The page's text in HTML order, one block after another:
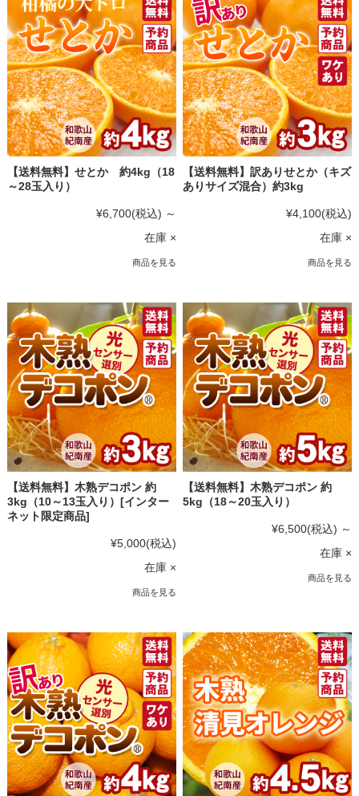
【送料無料】せとか 約4kg（18
～28玉入り）
¥6,700(税込) ～
在庫 ×
商品を見る
【送料無料】訳ありせとか（キズ
ありサイズ混合）約3kg
¥4,100(税込)
在庫 ×
商品を見る
【送料無料】木熟デコポン 約
3kg（10～13玉入り）[インター
ネット限定商品]
¥5,000(税込)
在庫 ×
商品を見る
【送料無料】木熟デコポン 約
5kg（18～20玉入り）
¥6,500(税込) ～
在庫 ×
商品を見る